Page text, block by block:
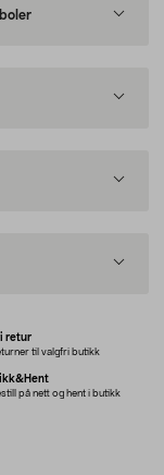
retur
til valgfri butikk
på nett og hent i butikk